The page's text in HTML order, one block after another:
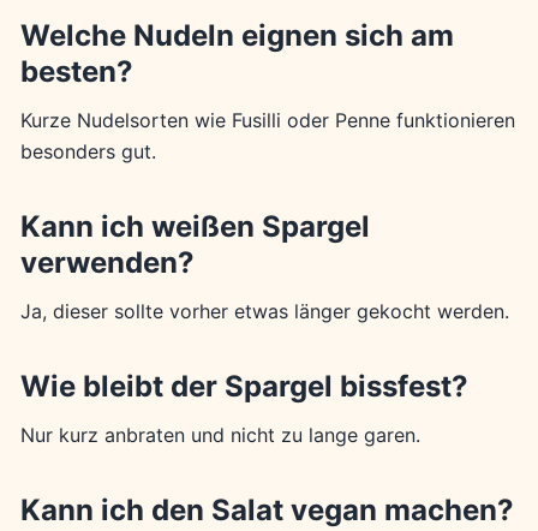
Welche Nudeln eignen sich am
besten?
Kurze Nudelsorten wie Fusilli oder Penne funktionieren
besonders gut.
Kann ich weißen Spargel
verwenden?
Ja, dieser sollte vorher etwas länger gekocht werden.
Wie bleibt der Spargel bissfest?
Nur kurz anbraten und nicht zu lange garen.
Kann ich den Salat vegan machen?